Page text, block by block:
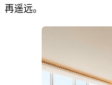
再遥远。